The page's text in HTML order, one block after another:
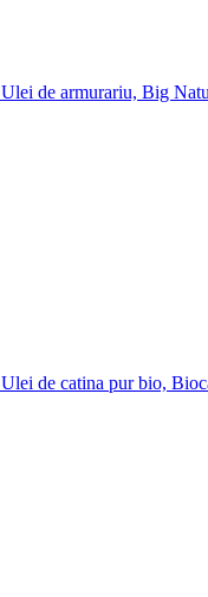
Ulei de armurariu, Big
Ulei de catina pur bio,